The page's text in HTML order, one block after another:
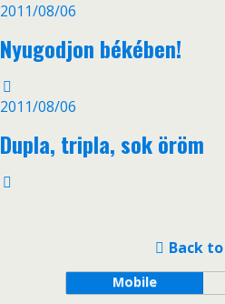
2011/08/06
Nyugodjon békében!
2011/08/06
Dupla, tripla, sok öröm
Back
Mobile